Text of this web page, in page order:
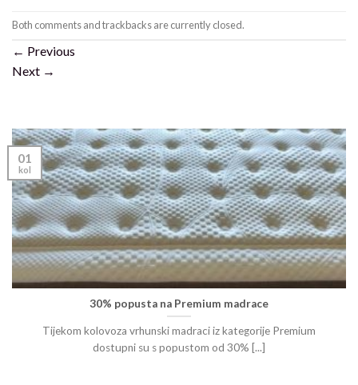
Both comments and trackbacks are currently closed.
← Previous
Next →
30% popusta na Premium madrace
Tijekom kolovoza vrhunski madraci iz kategorije Premium
dostupni su s popustom od 30% [...]
01
kol